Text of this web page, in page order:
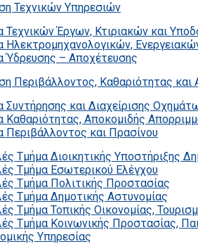
Τεχνικών Υπηρεσιών
Τεχνικών Έργων, Κτιριακών και
Ηλεκτρομηχανολογικών,
Ύδρευσης – Αποχέτευσης
Περιβάλλοντος, Καθαριότητας
Συντήρησης και Διαχείρισης
Καθαριότητας, Αποκομιδής
Περιβάλλοντος και Πρασίνου
Τμήμα Διοικητικής Υποστήριξης
Τμήμα Εσωτερικού Ελέγχου
Τμήμα Πολιτικής Προστασίας
Τμήμα Δημοτικής Αστυνομίας
Τμήμα Τοπικής Οικονομίας,
Τμήμα Κοινωνικής Προστασίας,
Υπηρεσίας